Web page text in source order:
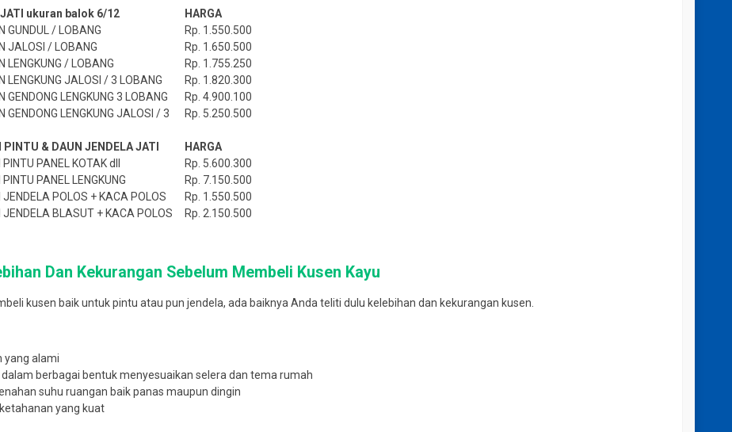
JATI ukuran balok 6/12
HARGA
GUNDUL / LOBANG
Rp. 1.550.500
JALOSI / LOBANG
Rp. 1.650.500
LENGKUNG / LOBANG
Rp. 1.755.250
LENGKUNG JALOSI / 3 LOBANG
Rp. 1.820.300
GENDONG LENGKUNG 3 LOBANG
Rp.4.900.100
GENDONG LENGKUNG JALOSI / 3
Rp. 5.250.500
PINTU & DAUN JENDELA JATI
HARGA
PANEL KOTAK dll
Rp. 5.600.300
PANEL LENGKUNG
Rp. 7.150.500
JENDELA POLOS + KACA POLOS
Rp. 1.550.500
JENDELA BLASUT + KACA POLOS
Rp. 2.150.500
Dan Kekurangan Sebelum Membeli Kusen Kayu
kusen baik untuk pintu atau pun jendela, ada baiknya Anda teliti dulu kelebihan dan kekurangan kusen.
yang alami
berbagai bentuk menyesuaikan selera dan tema rumah
suhu ruangan baik panas maupun dingin
yang kuat